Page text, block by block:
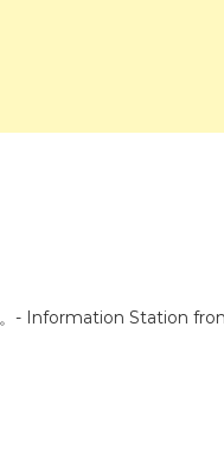
。- Information Station